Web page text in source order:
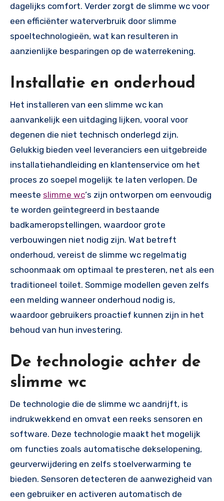
dagelijks comfort. Verder zorgt de slimme wc voor
een efficiënter waterverbruik door slimme
spoeltechnologieën, wat kan resulteren in
aanzienlijke besparingen op de waterrekening.
Installatie en onderhoud
Het installeren van een slimme wc kan
aanvankelijk een uitdaging lijken, vooral voor
degenen die niet technisch onderlegd zijn.
Gelukkig bieden veel leveranciers een uitgebreide
installatiehandleiding en klantenservice om het
proces zo soepel mogelijk te laten verlopen. De
meeste slimme wc‘s zijn ontworpen om eenvoudig
te worden geïntegreerd in bestaande
badkameropstellingen, waardoor grote
verbouwingen niet nodig zijn. Wat betreft
onderhoud, vereist de slimme wc regelmatig
schoonmaak om optimaal te presteren, net als een
traditioneel toilet. Sommige modellen geven zelfs
een melding wanneer onderhoud nodig is,
waardoor gebruikers proactief kunnen zijn in het
behoud van hun investering.
De technologie achter de
slimme wc
De technologie die de slimme wc aandrijft, is
indrukwekkend en omvat een reeks sensoren en
software. Deze technologie maakt het mogelijk
om functies zoals automatische dekselopening,
geurverwijdering en zelfs stoelverwarming te
bieden. Sensoren detecteren de aanwezigheid van
een gebruiker en activeren automatisch de